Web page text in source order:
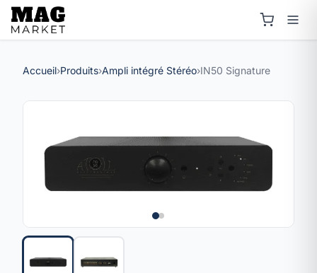
Accueil›Produits›Ampli intégré Stéréo›IN50 Signature